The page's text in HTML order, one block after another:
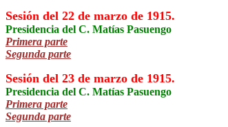
Sesión del 22 de marzo de 1915.
Presidencia del C. Matías Pasuengo
Primera parte
Segunda parte
Sesión del 23 de marzo de 1915.
Presidencia del C. Matías Pasuengo
Primera parte
Segunda parte